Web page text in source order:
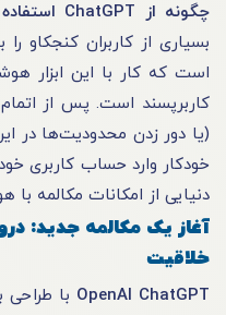
چگونه از
بسیاری از کاربران کنجکاو
است که کار با این ابزار
کاربرپسند است. پس از
(یا دور زدن محدودیت‌ها در
دنیایی از امکانات مکالمه
آغاز یک مکالمه جدید:
خلاقیت
OpenAI ChatGPT با طراحی